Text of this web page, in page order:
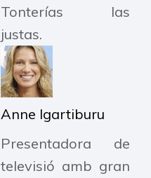
Tonterías las
justas.
Anne Igartiburu
Presentadora de
televisió amb gran